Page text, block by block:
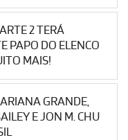
2 TERÁ
PAPO DO ELENCO
MAIS!
GRANDE,
E JON M. CHU